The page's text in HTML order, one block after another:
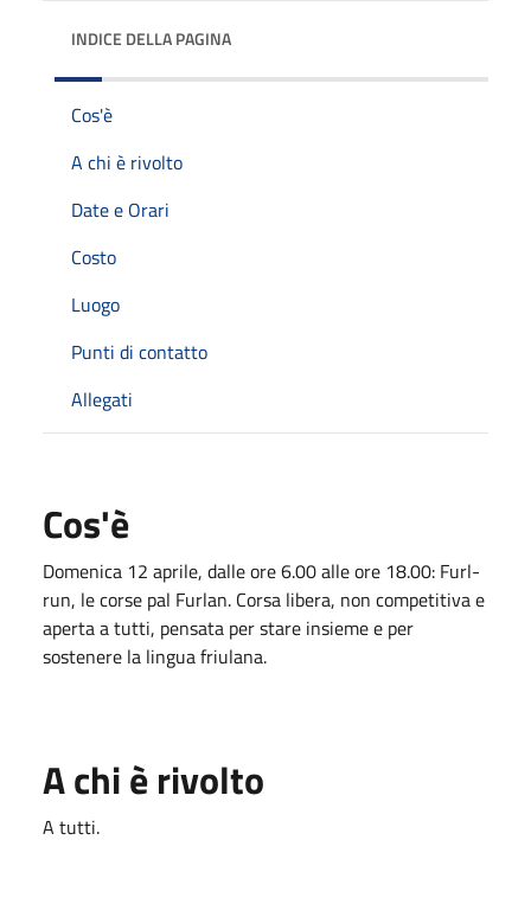
INDICE DELLA PAGINA
Cos'è
A chi è rivolto
Date e Orari
Costo
Luogo
Punti di contatto
Allegati
Cos'è
Domenica 12 aprile, dalle ore 6.00 alle ore 18.00: Furl-
run, le corse pal Furlan. Corsa libera, non competitiva e
aperta a tutti, pensata per stare insieme e per
sostenere la lingua friulana.
A chi è rivolto
A tutti.